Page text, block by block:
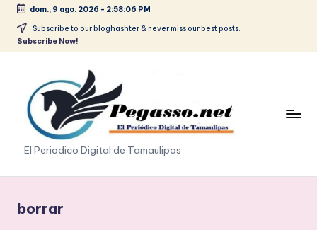
Saltar
dom., 9 ago. 2026 - 2:58:06 PM
Subscribe to our bloghashter & never miss our best posts.
Subscribe Now!
p
e
El Periodico Digital de Tamaulipas
borrar